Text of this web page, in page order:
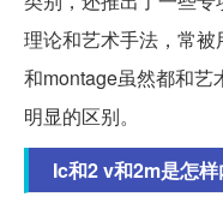
理论和艺术手法，常
和montage虽然都和艺
明显的区别。
Ic和2 v和2m是怎